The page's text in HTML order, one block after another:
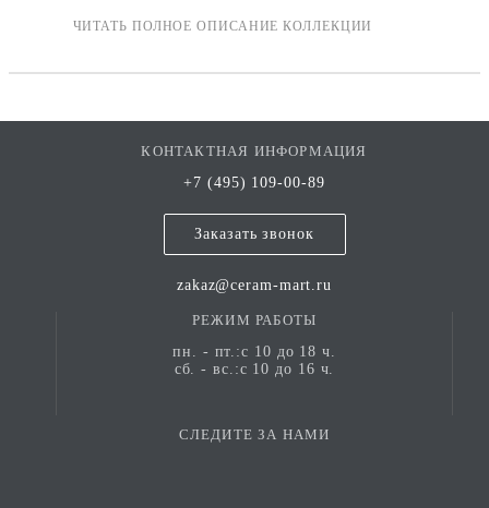
КОНТАКТНАЯ ИНФОРМАЦИЯ
+7 (495) 109-00-89
Заказать звонок
zakaz@ceram-mart.ru
РЕЖИМ РАБОТЫ
пн. - пт.:с 10 до 18 ч.
сб. - вс.:с 10 до 16 ч.
СЛЕДИТЕ ЗА НАМИ